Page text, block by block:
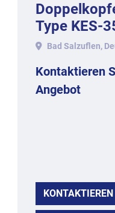
Type KES-
auf 350 mm
Bad Salzuflen,
Kontaktieren
Angebot
KONTAKTIEREN